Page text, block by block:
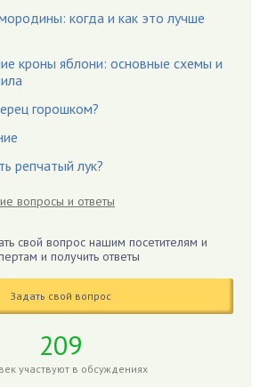
когда и как это лучше
кроны яблони: основные схемы и
горошком?
репчатый лук?
вопросы и ответы
свой вопрос нашим посетителям и
и получить ответы
Задать свой вопрос
209
участвуют в обсуждениях